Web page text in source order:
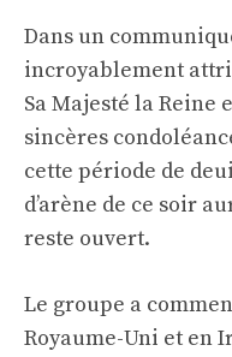
Dans un
incroyablement
Sa Majesté la Reine
sincères
cette période de
d’arène de ce soir
reste ouvert.
Le groupe a
Royaume-Uni et en